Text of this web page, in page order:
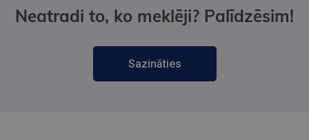
Neatradi to, ko meklēji? Palīdzēsim!
Sazināties